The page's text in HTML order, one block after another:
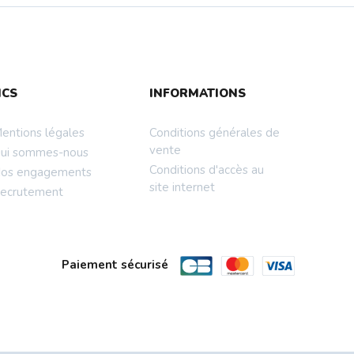
légales
sommes-nous
engagements
INFORMATIONS
Conditions générales de
vente
Conditions d'accès au
site internet
Paiement sécurisé